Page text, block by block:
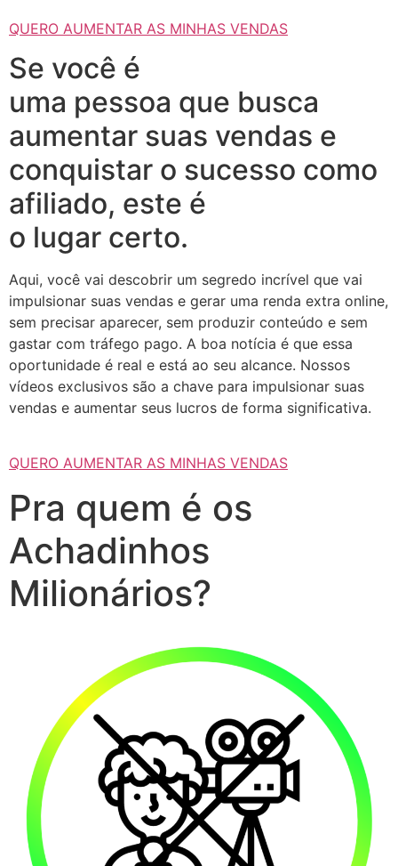
QUERO AUMENTAR AS MINHAS VENDAS
Se você é
uma pessoa que busca
aumentar suas vendas e
conquistar o sucesso como
afiliado, este é
o lugar certo.
Aqui, você vai descobrir um segredo incrível que vai
impulsionar suas vendas e gerar uma renda extra online,
sem precisar aparecer, sem produzir conteúdo e sem
gastar com tráfego pago. A boa notícia é que essa
oportunidade é real e está ao seu alcance. Nossos
vídeos exclusivos são a chave para impulsionar suas
vendas e aumentar seus lucros de forma significativa.
QUERO AUMENTAR AS MINHAS VENDAS
Pra quem é os
Achadinhos
Milionários?